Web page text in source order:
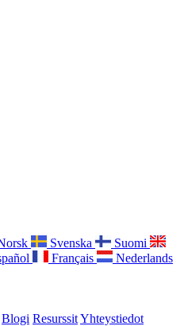
Svenska
Suomi
Français
Nederlands
Blogi ResurssitYhteystiedot